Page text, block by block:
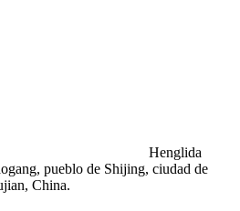
Henglida
pueblo de Shijing, ciudad de
China.